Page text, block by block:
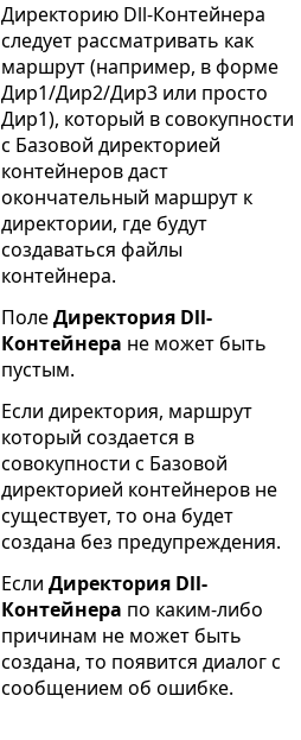
Директорию Dll-Контейнера
следует рассматривать как
маршрут (например, в форме
Дир1/Дир2/Дир3 или просто
Дир1), который в совокупности
с Базовой директорией
контейнеров даст
окончательный маршрут к
директории, где будут
создаваться файлы
контейнера.
ПолеДиректория Dll-
Контейнера не может быть
пустым.
Если директория, маршрут
который создается в
совокупности с Базовой
директорией контейнеров не
существует, то она будет
создана без предупреждения.
ЕслиДиректория Dll-
Контейнера по каким-либо
причинам не может быть
создана, то появится диалог с
сообщением об ошибке.